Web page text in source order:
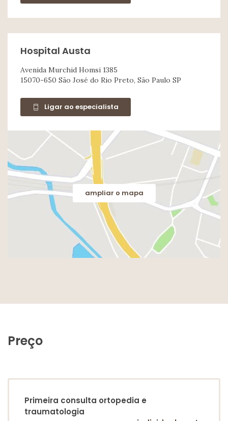
Hospital Austa
Avenida Murchid Homsi 1385
15070-650 São José do Rio Preto, São Paulo SP
Ligar ao especialista
ampliar o mapa
Preço
Primeira consulta ortopedia e
traumatologia